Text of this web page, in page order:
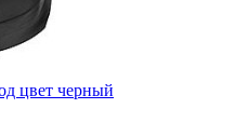
цвет черный